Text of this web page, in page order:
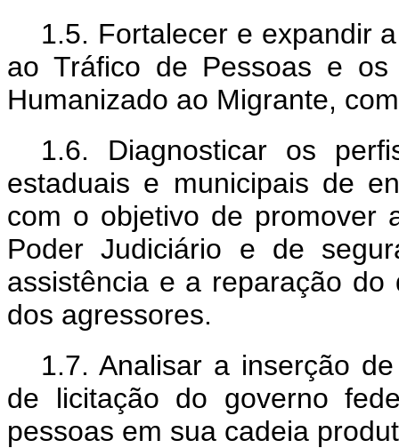
1.5. Fortalecer e expandir
ao Tráfico de Pessoas e os
Humanizado ao Migrante,
1.6. Diagnosticar os
estaduais e municipais de
com o objetivo de promover
Poder Judiciário e de
assistência e a reparação
dos agressores.
1.7. Analisar a inserção
de licitação do governo
pessoas em sua cadeia